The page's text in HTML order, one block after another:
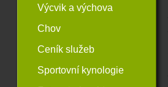
Výcvik a výchova
Chov
Ceník služeb
Sportovní kynologie